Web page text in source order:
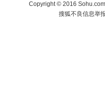
Copyright©2016
搜狐不良信息举